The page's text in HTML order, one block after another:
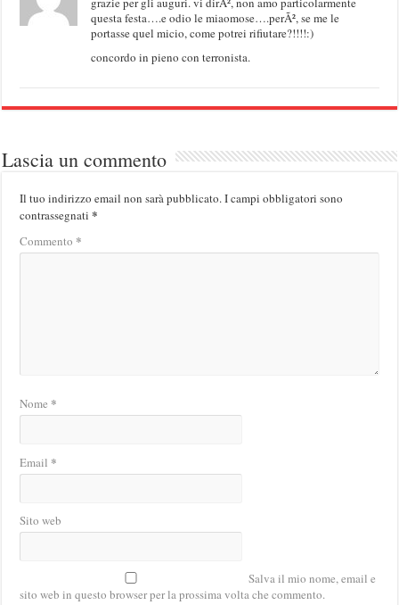
questa festa….e odio le miaomose….perÃ², se me le
portasse quel micio, come potrei rifiutare?!!!!:)
concordo in pieno con terronista.
Lascia un commento
Il tuo indirizzo email non sarà pubblicato.I campi obbligatori sono
contrassegnati*
Commento *
Nome *
Email *
Sito web
Salva il mio nome, email e
sito web in questo browser per la prossima volta che commento.